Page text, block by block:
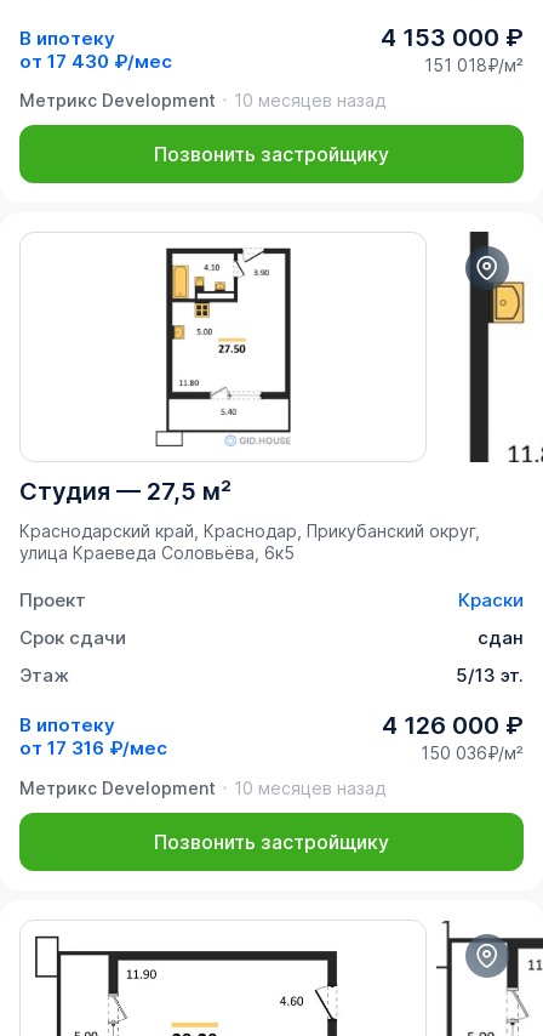
В ипотеку
от 17 430 ₽/мес
4 153 000 ₽
151 018₽/м²
Метрикс Development
10 месяцев назад
Позвонить застройщику
Студия — 27,5 м²
Краснодарский край, Краснодар, Прикубанский округ,
улица Краеведа Соловьёва, 6к5
Проект
Краски
Срок сдачи
сдан
Этаж
5/13 эт.
В ипотеку
от 17 316 ₽/мес
4 126 000 ₽
150 036₽/м²
Метрикс Development
10 месяцев назад
Позвонить застройщику